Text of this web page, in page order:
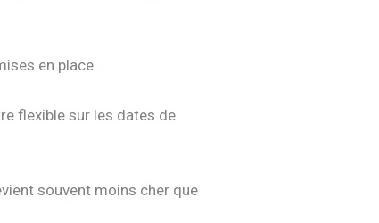
en place.
flexible sur les dates de
souvent moins cher que